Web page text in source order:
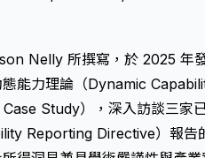
Nelly 所撰寫，於 2025 年
能力理論（Dynamic
Study），深入訪談三家
Reporting Directive）報告